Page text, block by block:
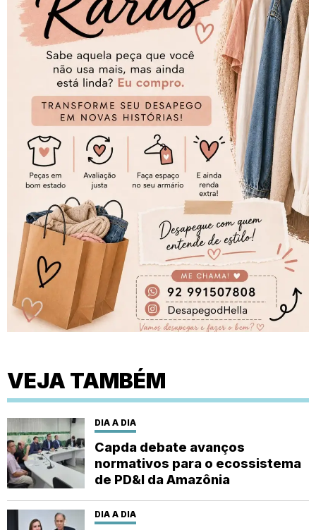
VEJA TAMBÉM
DIA A DIA
Capda debate avanços
normativos para o ecossistema
de PD&I da Amazônia
DIA A DIA